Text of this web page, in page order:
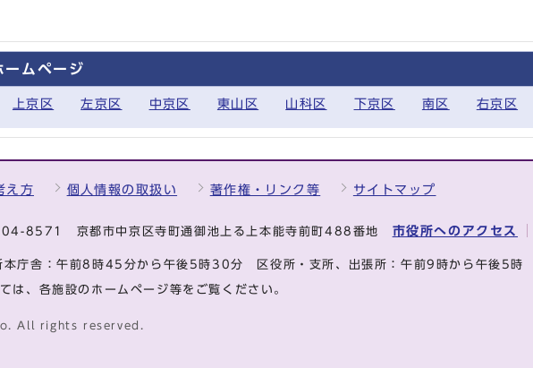
ームページ
上京区 左京区 中京区 東山区 山科区 下京区 南区 右京区
え方 個人情報の取扱い 著作権・リンク等 サイトマップ
8571 京都市中京区寺町通御池上る上本能寺前町488番地 市役所へのアクセス
本庁舎：午前8時45分から午後5時30分 区役所・支所、出張所：午前9時から午後5時
は、各施設のホームページ等をご覧ください。
All rights reserved.